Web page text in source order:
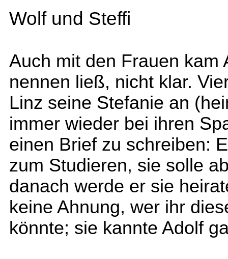
Wolf und Steffi
Auch mit den Frauen kam
nennen ließ, nicht klar.
Linz seine Stefanie an
immer wieder bei ihren
einen Brief zu schreiben:
zum Studieren, sie solle
danach werde er sie
keine Ahnung, wer ihr
könnte; sie kannte Adolf